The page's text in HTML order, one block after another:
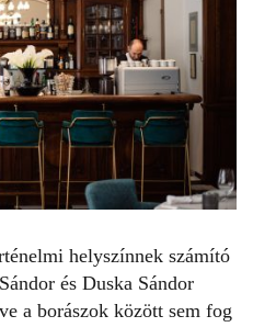
helyszínnek számító
és Duska Sándor
a borászok között sem fog